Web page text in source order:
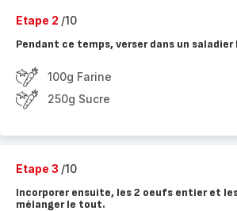
Etape 2 /10
Pendant ce temps, verser dans un
100g Farine
250g Sucre
Etape 3 /10
Incorporer ensuite, les 2 oeufs entier et
mélanger le tout.